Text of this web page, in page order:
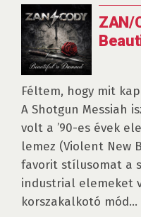
ZAN/
Féltem, hogy mit
A Shotgun Messiah
volt a ’90-es évek
lemez (Violent New
favorit stílusomat a
industrial elemeket
korszakalkotó mód...